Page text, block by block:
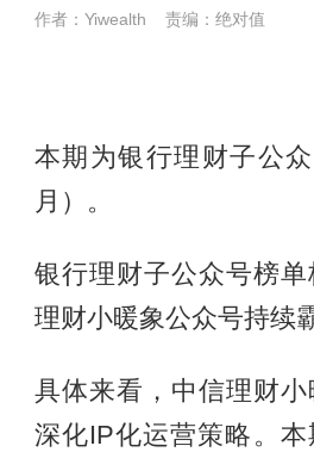
作者：Yiwealth 责编：绝对值
本期为银行理财子公
月）。
银行理财子公众号榜
理财小暖象公众号持续
具体来看，中信理财
深化IP化运营策略。